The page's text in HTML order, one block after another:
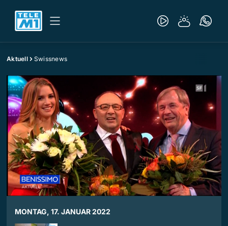
Aktuell Swissnews
MONTAG, 17. JANUAR 2022